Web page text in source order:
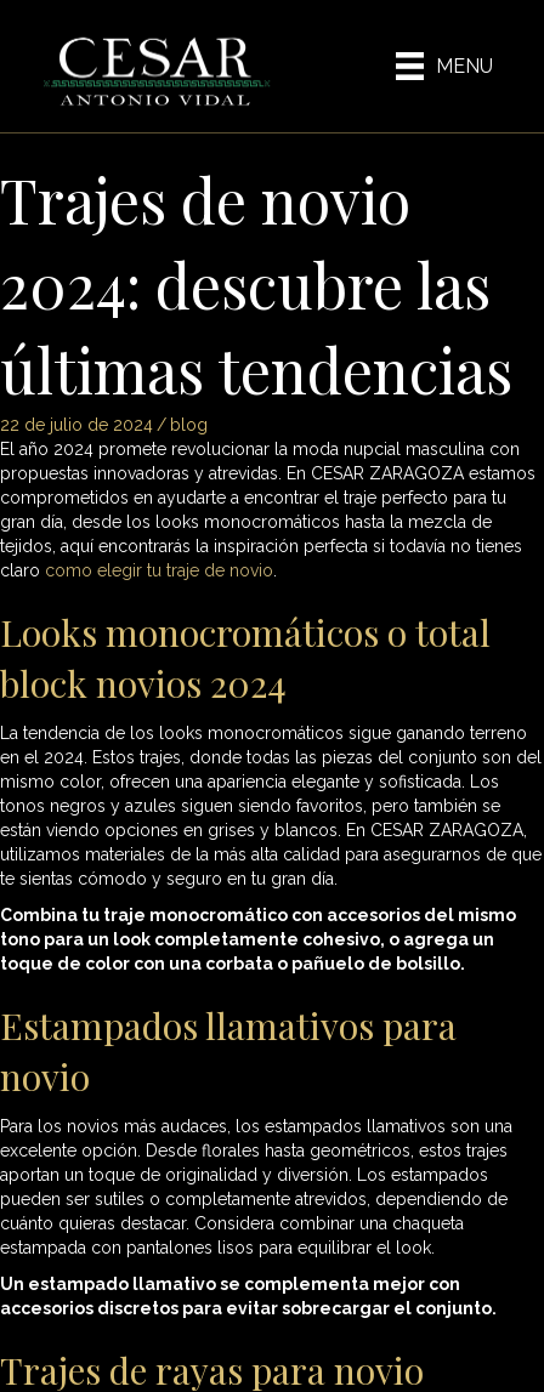
MENU
Trajes de novio
2024: descubre las
últimas tendencias
22 de julio de 2024/ blog
El año 2024 promete revolucionar la moda nupcial masculina con
propuestas innovadoras y atrevidas. En CESAR ZARAGOZA estamos
comprometidos en ayudarte a encontrar el traje perfecto para tu
gran día, desde los looks monocromáticos hasta la mezcla de
tejidos, aquí encontrarás la inspiración perfecta si todavía no tienes
claro como elegir tu traje de novio.
Looks monocromáticos o total
block novios 2024
La tendencia de los looks monocromáticos sigue ganando terreno
en el 2024. Estos trajes, donde todas las piezas del conjunto son del
mismo color, ofrecen una apariencia elegante y sofisticada. Los
tonos negros y azules siguen siendo favoritos, pero también se
están viendo opciones en grises y blancos. En CESAR ZARAGOZA,
utilizamos materiales de la más alta calidad para asegurarnos de que
te sientas cómodo y seguro en tu gran día.
Combina tu traje monocromático con accesorios del mismo
tono para un look completamente cohesivo, o agrega un
toque de color con una corbata o pañuelo de bolsillo.
Estampados llamativos para
novio
Para los novios más audaces, los estampados llamativos son una
excelente opción. Desde florales hasta geométricos, estos trajes
aportan un toque de originalidad y diversión. Los estampados
pueden ser sutiles o completamente atrevidos, dependiendo de
cuánto quieras destacar. Considera combinar una chaqueta
estampada con pantalones lisos para equilibrar el look.
Un estampado llamativo se complementa mejor con
accesorios discretos para evitar sobrecargar el conjunto.
Trajes de rayas para novio